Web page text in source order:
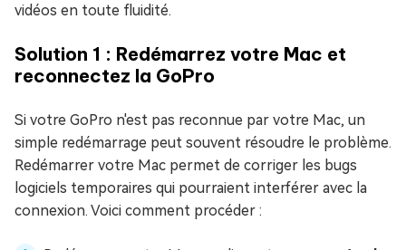
vidéos en toute fluidité.
Solution 1 : Redémarrez votre Mac et
reconnectez la GoPro
Si votre GoPro n'est pas reconnue par votre Mac, un
simple redémarrage peut souvent résoudre le problème.
Redémarrer votre Mac permet de corriger les bugs
logiciels temporaires qui pourraient interférer avec la
connexion. Voici comment procéder :